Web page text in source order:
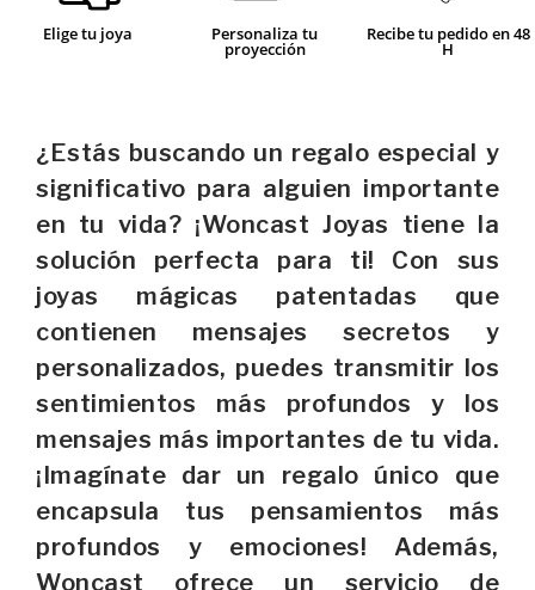
Elige tu joya Personaliza tu
proyección
Recibe tu pedido en 48
H
¿Estás buscando un regalo especial y
significativo para alguien importante
en tu vida? ¡Woncast Joyas tiene la
solución perfecta para ti! Con sus
joyas mágicas patentadas que
contienen mensajes secretos y
personalizados, puedes transmitir los
sentimientos más profundos y los
mensajes más importantes de tu vida.
¡Imagínate dar un regalo único que
encapsula tus pensamientos más
profundos y emociones! Además,
Woncast ofrece un servicio de